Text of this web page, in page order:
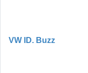
VW ID. Buzz